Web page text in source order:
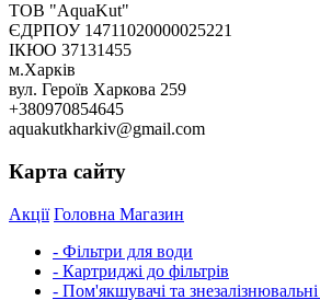
ТОВ "AquaKut"
ЄДРПОУ 14711020000025221
ІКЮО 37131455
м.Харків
вул. Героїв Харкова 259
+380970854645
aquakutkharkiv@gmail.com
Карта сайту
Акції Головна Магазин
- Фільтри для води
- Картриджі до фільтрів
- Пом'якшувачі та